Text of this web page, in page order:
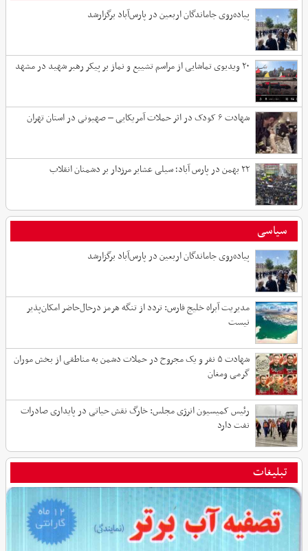
پیاده‌روی جاماندگان اربعین در پارس‌آباد برگزارشد
۲۰ ویدیوی تماشایی از مراسم تشییع و نماز بر پیکر رهبر شهید در مشهد
شهادت ۶ کودک در اثر حملات آمریکایی – صهیونی در استان تهران
۲۲ بهمن در پارس آباد؛ سیلی عشایر مرزدار بر دشمنان انقلاب
سیاسی
پیاده‌روی جاماندگان اربعین در پارس‌آباد برگزارشد
مدیریت آبراه خلیج فارس: تردد از تنگه هرمز درحال‌حاضر امکان‌پذیر
نیست
شهادت ۵ نفر و یک مجروح در حملات دشمن به مناطقی از بخش موران
گرمی ومغان
رئیس کمیسیون انرژی مجلس: خارگ نقش حیاتی در پایداری صادرات
نفت دارد
تبلیغات